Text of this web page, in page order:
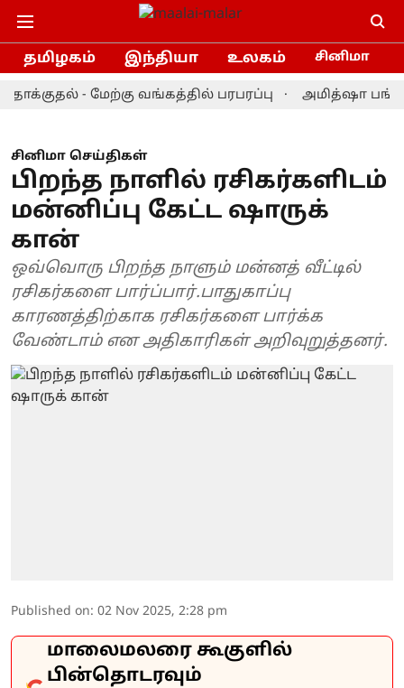
தமிழகம் இந்தியா உலகம் சினிமா
- மேற்கு வங்கத்தில் பரபரப்பு அமித்ஷா பங்கேற்ற
சினிமா செய்திகள்
பிறந்த நாளில் ரசிகர்களிடம்
மன்னிப்பு கேட்ட ஷாருக்
கான்
ஒவ்வொரு பிறந்த நாளும் மன்னத் வீட்டில்
ரசிகர்களை பார்ப்பார்.பாதுகாப்பு
காரணத்திற்காக ரசிகர்களை பார்க்க
வேண்டாம் என அதிகாரிகள் அறிவுறுத்தனர்.
Published on: 02 Nov 2025, 2:28 pm
மாலைமலரை கூகுளில்
பின்தொடரவும்